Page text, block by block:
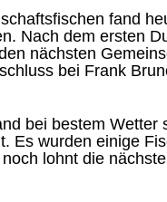
fand
Nach dem ersten
nächsten
bei Frank
bei bestem
Es wurden einige
lohnt die